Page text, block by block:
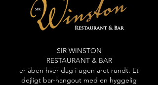
SIR WINSTON
RESTAURANT & BAR
er åben hver dag i ugen året rundt. Et
dejligt bar-hangout med en hyggelig